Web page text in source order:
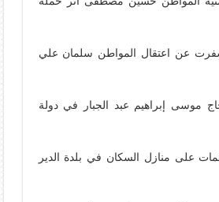
عن اعتقال المواطن سلمان علي
موسى إبراهيم عبد الجبار في دولة
على منازل السكان في بلدة الدير